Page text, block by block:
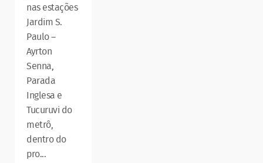
nas estações
Jardim S.
Paulo –
Ayrton
Senna,
Parada
Inglesa e
Tucuruvi do
metrô,
dentro do
pro...